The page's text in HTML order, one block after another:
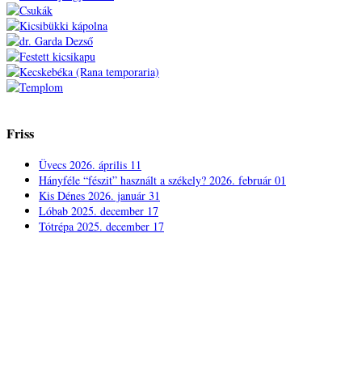
Friss
Üvecs 2026. április 11
Hányféle “fészit” használt a székely? 2026. február 01
Kis Dénes 2026. január 31
Lóbab 2025. december 17
Tótrépa 2025. december 17